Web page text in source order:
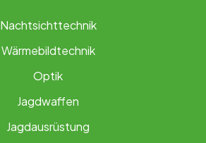
Nachtsichttechnik
Wärmebildtechnik
Optik
Jagdwaffen
Jagdausrüstung